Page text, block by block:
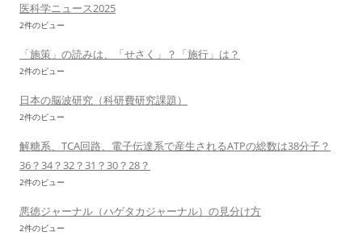
医科学ニュース2025
2件のビュー
「施策」の読みは、「せさく」？「施行」は？
2件のビュー
日本の脳波研究（科研費研究課題）
2件のビュー
解糖系、TCA回路、電子伝達系で産生されるATPの総数は38分子？
36？34？32？31？30？28？
2件のビュー
悪徳ジャーナル（ハゲタカジャーナル）の見分け方
2件のビュー